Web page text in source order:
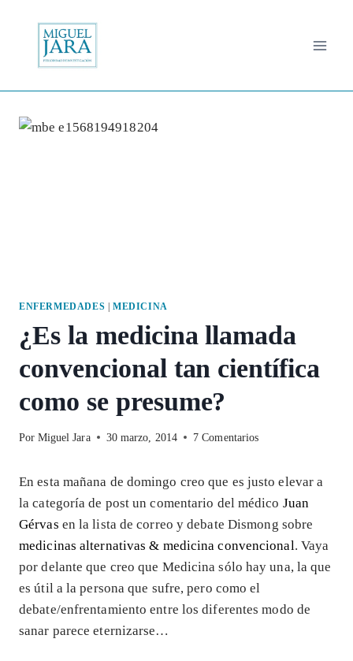
contenido
ENFERMEDADES MEDICINA
¿Es la medicina llamada
convencional tan científica
como se presume?
Por Miguel Jara 30 marzo, 2014 7 Comentarios
En esta mañana de domingo creo que es justo elevar a
la categoría de post un comentario del médico Juan
Gérvas en la lista de correo y debate Dismong sobre
medicinas alternativas & medicina convencional. Vaya
por delante que creo que Medicina sólo hay una, la que
es útil a la persona que sufre, pero como el
debate/enfrentamiento entre los diferentes modo de
sanar parece eternizarse…